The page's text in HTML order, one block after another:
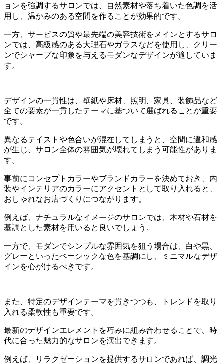
ョンを強調するサロンでは、自然素材や落ち着いた色調を活
用し、温かみのある空間を作ることが効果的です。
一方、サービスの質や最先端の美容技術をメインとするサロ
ンでは、高級感のある大理石やガラスなどを使用し、クリー
ンでシャープな印象を与えるモダンなデザインが適していま
す。
デザインの一貫性は、壁紙や床材、照明、家具、装飾品など
全ての要素が一貫したテーマに基づいて選ばれることが重要
です。
異なるテイストや色合いが混在してしまうと、空間に違和感
が生じ、サロン全体の雰囲気が壊れてしまう可能性がありま
す。
事前にコンセプトカラーやブランドカラーを決めておき、内
装やインテリアのカラーにアクセントとして取り入れると、
おしゃれなお店づくりにつながります。
例えば、ナチュラルなイメージのサロンでは、木材や石材を
基調とした素材を用いると良いでしょう。
一方で、モダンでシンプルな雰囲気を狙う場合は、白や黒、
グレーといったベーシックな色を基調にし、ミニマルなデザ
インを心がけるべきです。
また、特定のデザインテーマを貫きつつも、トレンドを取り
入れる柔軟性も重要です。
最新のデザインエレメントを巧みに組み合わせることで、時
代に合った魅力的なサロンを演出できます。
例えば、リラクゼーションを提供するサロンであれば、調光